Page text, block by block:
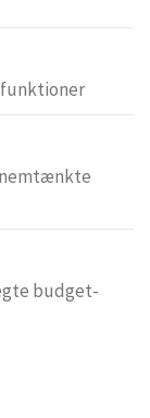
funktioner
budget-